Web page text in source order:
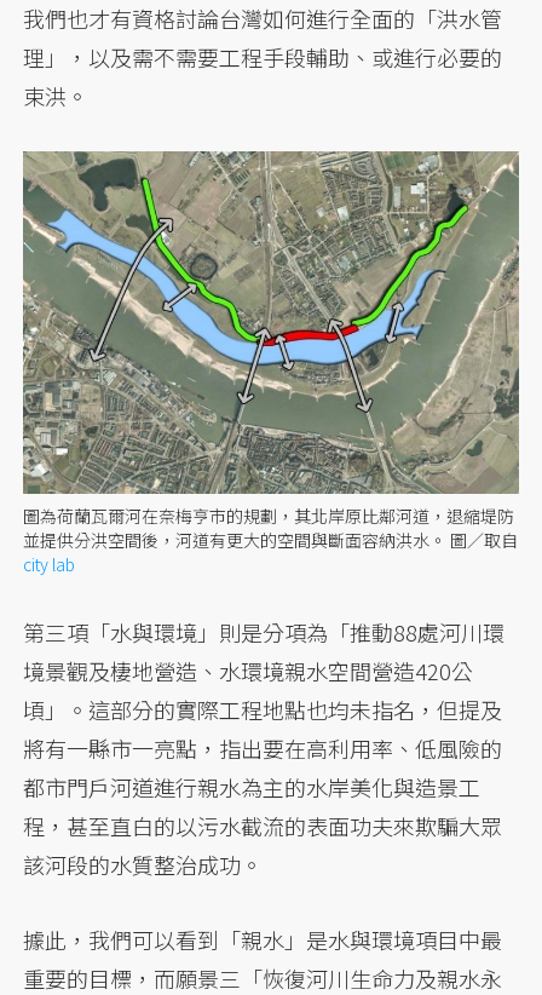
我們也才有資格討論台灣如何進行全面的「洪水管
理」，以及需不需要工程手段輔助、或進行必要的
束洪。
圖為荷蘭瓦爾河在奈梅亨市的規劃，其北岸原比鄰河道，退縮堤防
並提供分洪空間後，河道有更大的空間與斷面容納洪水。 圖／取自
city lab
第三項「水與環境」則是分項為「推動88處河川環
境景觀及棲地營造、水環境親水空間營造420公
頃」。這部分的實際工程地點也均未指名，但提及
將有一縣市一亮點，指出要在高利用率、低風險的
都市門戶河道進行親水為主的水岸美化與造景工
程，甚至直白的以污水截流的表面功夫來欺騙大眾
該河段的水質整治成功。
據此，我們可以看到「親水」是水與環境項目中最
重要的目標，而願景三「恢復河川生命力及親水永